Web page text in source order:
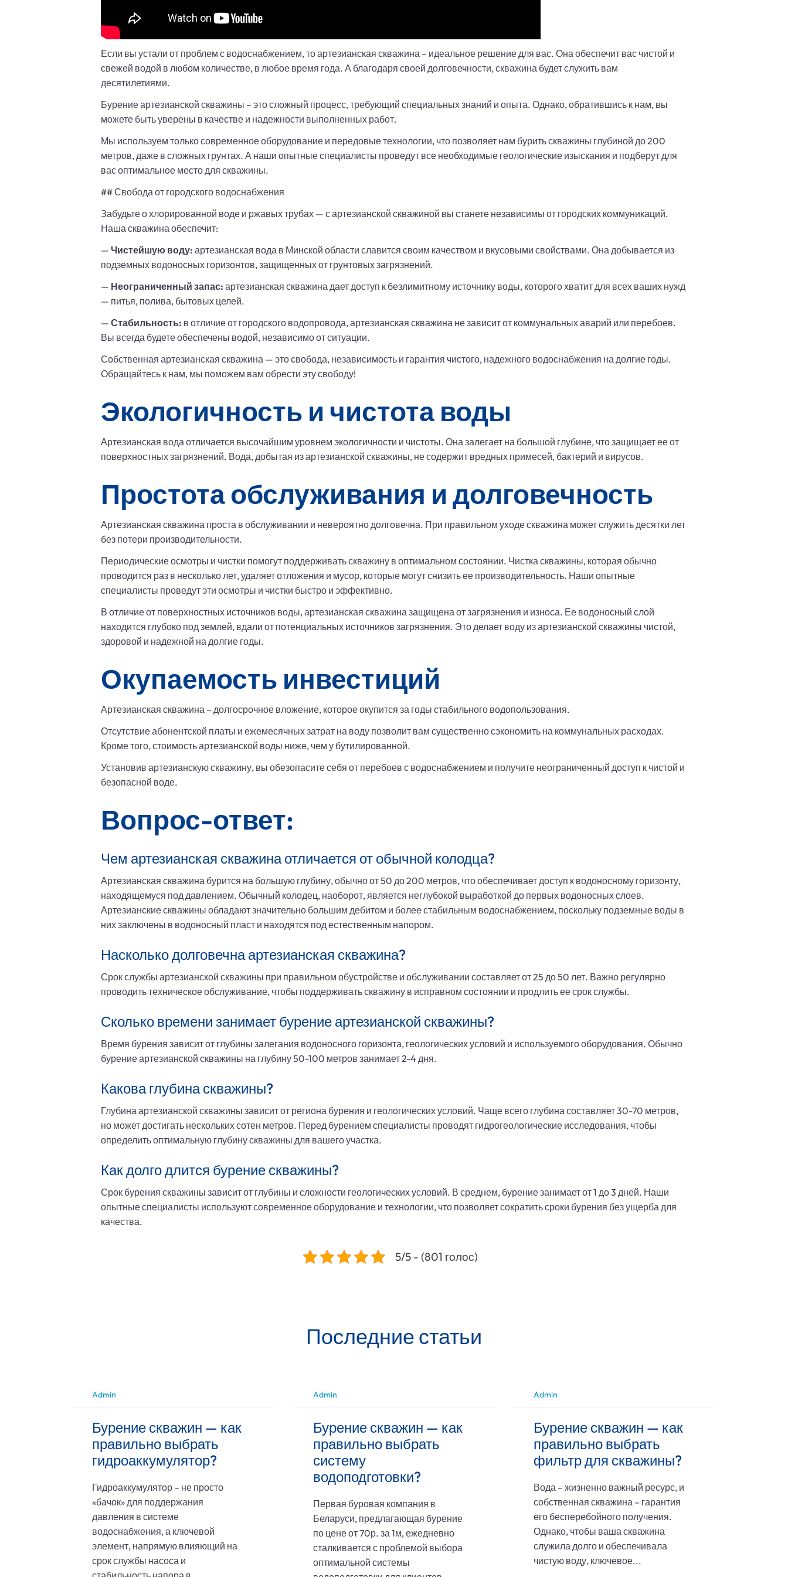
Если вы устали от проблем с водоснабжением, то артезианская скважина – идеальное решение для вас. Она обеспечит вас чистой и
свежей водой в любом количестве, в любое время года. А благодаря своей долговечности, скважина будет служить вам
десятилетиями.
Бурение артезианской скважины – это сложный процесс, требующий специальных знаний и опыта. Однако, обратившись к нам, вы
можете быть уверены в качестве и надежности выполненных работ.
Мы используем только современное оборудование и передовые технологии, что позволяет нам бурить скважины глубиной до 200
метров, даже в сложных грунтах. А наши опытные специалисты проведут все необходимые геологические изыскания и подберут для
вас оптимальное место для скважины.
## Свобода от городского водоснабжения
Забудьте о хлорированной воде и ржавых трубах — с артезианской скважиной вы станете независимы от городских коммуникаций.
Наша скважина обеспечит:
— Чистейшую воду: артезианская вода в Минской области славится своим качеством и вкусовыми свойствами. Она добывается из
подземных водоносных горизонтов, защищенных от грунтовых загрязнений.
— Неограниченный запас: артезианская скважина дает доступ к безлимитному источнику воды, которого хватит для всех ваших нужд
— питья, полива, бытовых целей.
— Стабильность: в отличие от городского водопровода, артезианская скважина не зависит от коммунальных аварий или перебоев.
Вы всегда будете обеспечены водой, независимо от ситуации.
Собственная артезианская скважина — это свобода, независимость и гарантия чистого, надежного водоснабжения на долгие годы.
Обращайтесь к нам, мы поможем вам обрести эту свободу!
Экологичность и чистота воды
Артезианская вода отличается высочайшим уровнем экологичности и чистоты. Она залегает на большой глубине, что защищает ее от
поверхностных загрязнений. Вода, добытая из артезианской скважины, не содержит вредных примесей, бактерий и вирусов.
Простота обслуживания и долговечность
Артезианская скважина проста в обслуживании и невероятно долговечна. При правильном уходе скважина может служить десятки лет
без потери производительности.
Периодические осмотры и чистки помогут поддерживать скважину в оптимальном состоянии. Чистка скважины, которая обычно
проводится раз в несколько лет, удаляет отложения и мусор, которые могут снизить ее производительность. Наши опытные
специалисты проведут эти осмотры и чистки быстро и эффективно.
В отличие от поверхностных источников воды, артезианская скважина защищена от загрязнения и износа. Ее водоносный слой
находится глубоко под землей, вдали от потенциальных источников загрязнения. Это делает воду из артезианской скважины чистой,
здоровой и надежной на долгие годы.
Окупаемость инвестиций
Артезианская скважина – долгосрочное вложение, которое окупится за годы стабильного водопользования.
Отсутствие абонентской платы и ежемесячных затрат на воду позволит вам существенно сэкономить на коммунальных расходах.
Кроме того, стоимость артезианской воды ниже, чем у бутилированной.
Установив артезианскую скважину, вы обезопасите себя от перебоев с водоснабжением и получите неограниченный доступ к чистой и
безопасной воде.
Вопрос-ответ:
Чем артезианская скважина отличается от обычной колодца?
Артезианская скважина бурится на большую глубину, обычно от 50 до 200 метров, что обеспечивает доступ к водоносному горизонту,
находящемуся под давлением. Обычный колодец, наоборот, является неглубокой выработкой до первых водоносных слоев.
Артезианские скважины обладают значительно большим дебитом и более стабильным водоснабжением, поскольку подземные воды в
них заключены в водоносный пласт и находятся под естественным напором.
Насколько долговечна артезианская скважина?
Срок службы артезианской скважины при правильном обустройстве и обслуживании составляет от 25 до 50 лет. Важно регулярно
проводить техническое обслуживание, чтобы поддерживать скважину в исправном состоянии и продлить ее срок службы.
Сколько времени занимает бурение артезианской скважины?
Время бурения зависит от глубины залегания водоносного горизонта, геологических условий и используемого оборудования. Обычно
бурение артезианской скважины на глубину 50-100 метров занимает 2-4 дня.
Какова глубина скважины?
Глубина артезианской скважины зависит от региона бурения и геологических условий. Чаще всего глубина составляет 30-70 метров,
но может достигать нескольких сотен метров. Перед бурением специалисты проводят гидрогеологические исследования, чтобы
определить оптимальную глубину скважины для вашего участка.
Как долго длится бурение скважины?
Срок бурения скважины зависит от глубины и сложности геологических условий. В среднем, бурение занимает от 1 до 3 дней. Наши
опытные специалисты используют современное оборудование и технологии, что позволяет сократить сроки бурения без ущерба для
качества.
5/5 - (801 голос)
Последние статьи
Admin
Бурение скважин — как
правильно выбрать
гидроаккумулятор?
Гидроаккумулятор – не просто
«бачок» для поддержания
давления в системе
водоснабжения, а ключевой
элемент, напрямую влияющий на
срок службы насоса и
Admin
Бурение скважин — как
правильно выбрать
систему
водоподготовки?
Первая буровая компания в
Беларуси, предлагающая бурение
по цене от 70р. за 1м, ежедневно
сталкивается с проблемой выбора
оптимальной системы
Admin
Бурение скважин — как
правильно выбрать
фильтр для скважины?
Вода – жизненно важный ресурс, и
собственная скважина – гарантия
его бесперебойного получения.
Однако, чтобы ваша скважина
служила долго и обеспечивала
чистую воду, ключевое...